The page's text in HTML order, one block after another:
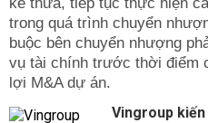
trong quá trình chuyển
buộc bên chuyển nhượng
vụ tài chính trước thời điểm
lợi M&A dự án.
Vingroup